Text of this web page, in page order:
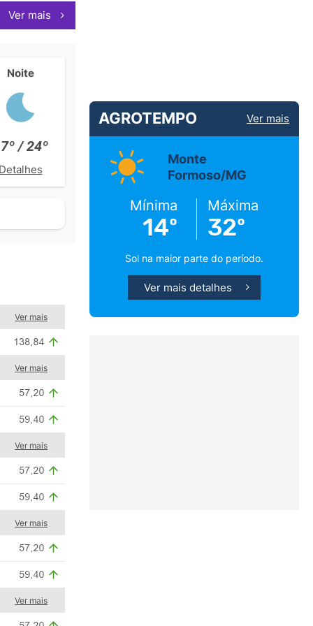
Ver mais
Noite
/ 24º
Detalhes
Ver mais
Ver mais
Ver mais
Ver mais
Ver mais
AGROTEMPO Ver mais
Monte
Formoso/MG
Mínima
14º
Máxima
32º
Sol na maior parte do período.
Ver mais detalhes